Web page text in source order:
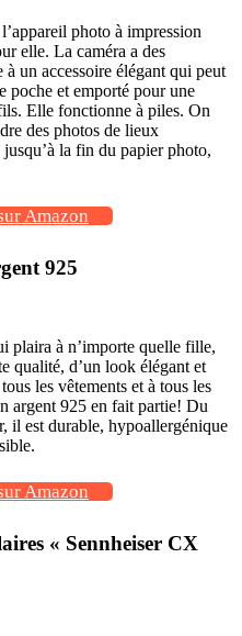
photo à impression
elle. La caméra a des
à un accessoire élégant qui peut
poche et emporté pour une
Elle fonctionne à piles. On
des photos de lieux
la fin du papier photo,
Amazon
925
plaira à n’importe quelle fille,
qualité, d’un look élégant et
les vêtements et à tous les
argent 925 en fait partie! Du
il est durable, hypoallergénique
Amazon
« Sennheiser CX